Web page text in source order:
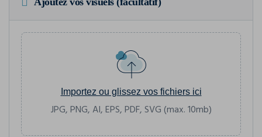
Importez ou glissez vos fichiers ici
JPG, PNG, AI, EPS, PDF, SVG (max. 10mb)